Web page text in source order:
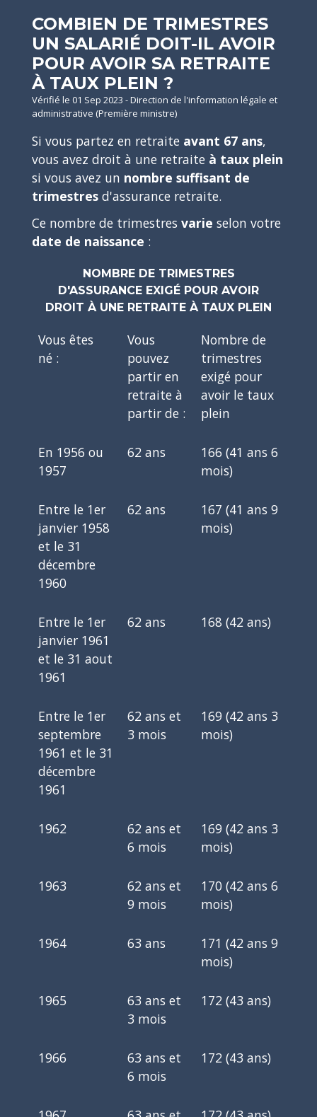
COMBIEN DE TRIMESTRES
UN SALARIÉ DOIT-IL AVOIR
POUR AVOIR SA RETRAITE
À TAUX PLEIN ?
Vérifié le 01 Sep 2023 - Direction de l'information légale et
administrative (Première ministre)
Si vous partez en retraite avant 67 ans,
vous avez droit à une retraite à taux plein
si vous avez un nombre suffisant de
trimestres d'assurance retraite.
Ce nombre de trimestres varie selon votre
date de naissance :
NOMBRE DE TRIMESTRES
D'ASSURANCE EXIGÉ POUR AVOIR
DROIT À UNE RETRAITE À TAUX PLEIN
Vous êtes
né :
Vous
pouvez
partir en
retraite à
partir de :
Nombre de
trimestres
exigé pour
avoir le taux
plein
En 1956 ou
1957
62 ans
166 (41 ans 6
mois)
Entre le 1er
janvier 1958
et le 31
décembre
1960
62 ans
167 (41 ans 9
mois)
Entre le 1er
janvier 1961
et le 31 aout
1961
62 ans 168 (42 ans)
Entre le 1er
septembre
1961 et le 31
décembre
1961
62 ans et
3 mois
169 (42 ans 3
mois)
1962
62 ans et
6 mois
169 (42 ans 3
mois)
1963
62 ans et
9 mois
170 (42 ans 6
mois)
1964 63 ans
171 (42 ans 9
mois)
1965
63 ans et
3 mois
172 (43 ans)
1966
63 ans et
6 mois
172 (43 ans)